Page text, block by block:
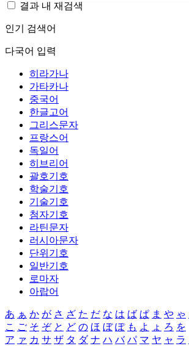
결과 내 재검색
인기 검색어
다국어 입력
히라가나
가타카나
중국어
한글고어
그리스문자
프랑스어
독일어
히브리어
괄호기호
학술기호
기술기호
첨자기호
라틴문자
러시아문자
단위기호
일반기호
로마자
아랍어
あ ぁ か が さ ざ た だ な は ば ぱ ま や ゃ
こ ご そ ぞ と ど の ほ ぼ ぽ も よ ょ ろ を
ア ァ カ サ ザ タ ダ ナ ハ バ パ マ ヤ ャ ラ